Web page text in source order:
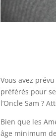
Vous avez
préférés pour
l’Oncle Sam ?
Bien que les
âge minimum